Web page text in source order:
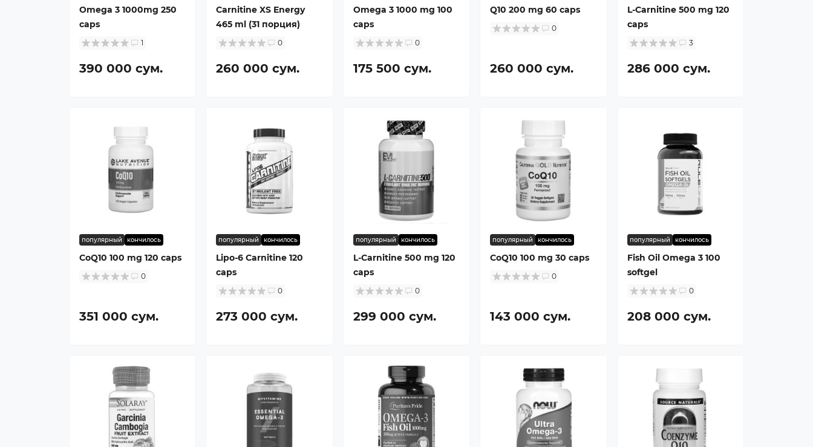
Omega 3 1000mg 250
caps
1
390 000 сум.
Carnitine XS Energy
465 ml (31 порция)
0
260 000 сум.
Omega 3 1000 mg 100
caps
0
175 500 сум.
Q10 200 mg 60 caps
0
260 000 сум.
L-Carnitine 500 mg 120
caps
3
286 000 сум.
популярный кончилось
CoQ10 100 mg 120 caps
0
351 000 сум.
популярный кончилось
Lipo-6 Carnitine 120
caps
0
273 000 сум.
популярный кончилось
L-Carnitine 500 mg 120
caps
0
299 000 сум.
популярный кончилось
CoQ10 100 mg 30 caps
0
143 000 сум.
популярный кончилось
Fish Oil Omega 3 100
softgel
0
208 000 сум.